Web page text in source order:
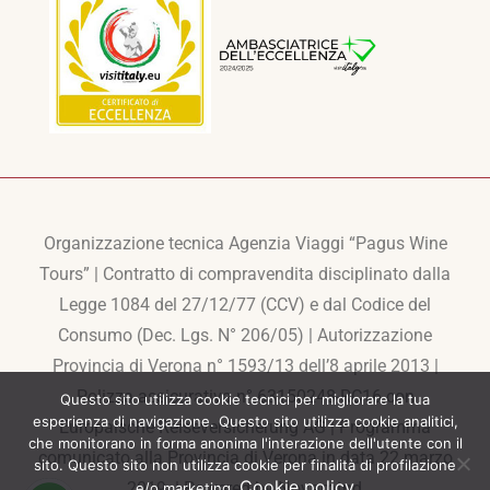
Organizzazione tecnica Agenzia Viaggi “Pagus Wine
Tours” | Contratto di compravendita disciplinato dalla
Legge 1084 del 27/12/77 (CCV) e dal Codice del
Consumo (Dec. Lgs. N° 206/05) | Autorizzazione
Provincia di Verona n° 1593/13 dell’8 aprile 2013 |
Polizza assicurativa n° 63150248-RC16 con
Europaische Reiseversicherung AG | Programma
comunicato alla Provincia di Verona in data 22 marzo
Questo sito utilizza cookie tecnici per migliorare la tua
esperienza di navigazione. Questo sito utilizza cookie analitici,
che monitorano in forma anonima l'interazione dell'utente con il
sito. Questo sito non utilizza cookie per finalità di profilazione